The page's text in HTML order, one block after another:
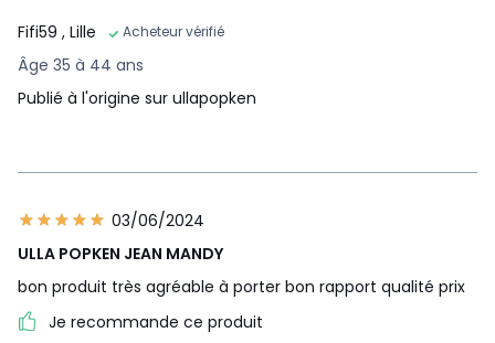
Fifi59 , Lille Acheteur vérifié
Âge 35 à 44 ans
Publié à l'origine sur ullapopken
03/06/2024
ULLA POPKEN JEAN MANDY
bon produit très agréable à porter bon rapport qualité prix
Je recommande ce produit